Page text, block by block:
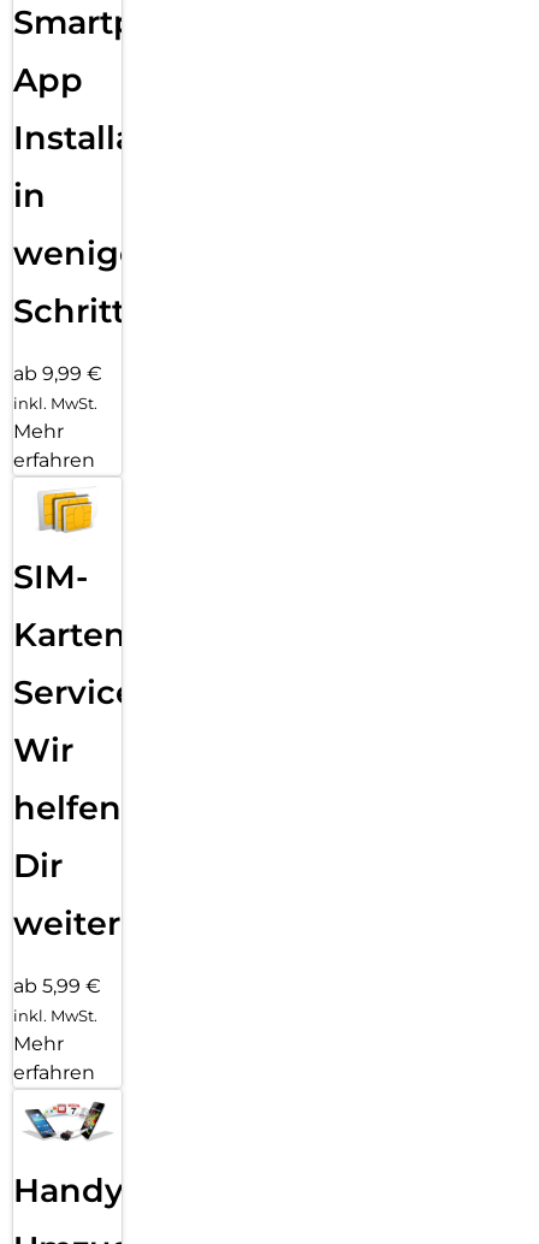
Smartphone
App
Installation
in
wenigen
Schritten
ab 9,99 €
inkl. MwSt.
Mehr
erfahren
SIM-
Karten
Service:
Wir
helfen
Dir
weiter
ab 5,99 €
inkl. MwSt.
Mehr
erfahren
Handy